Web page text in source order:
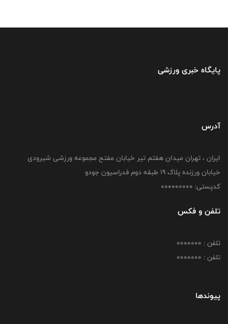
پایگاه خبری ورزشی
آدرس
ایران ، تهران میدان هفتم تیر خیابان مفتح مجموعه ورزشی شیرودی
خیابان ورزنده پلاک ۱۹ طبقه دوم فدراسیون جودو
کدپستی: 000000000
تلفن و فکس
تلفن : 0000000
تلفن : 0000000
پیوندها